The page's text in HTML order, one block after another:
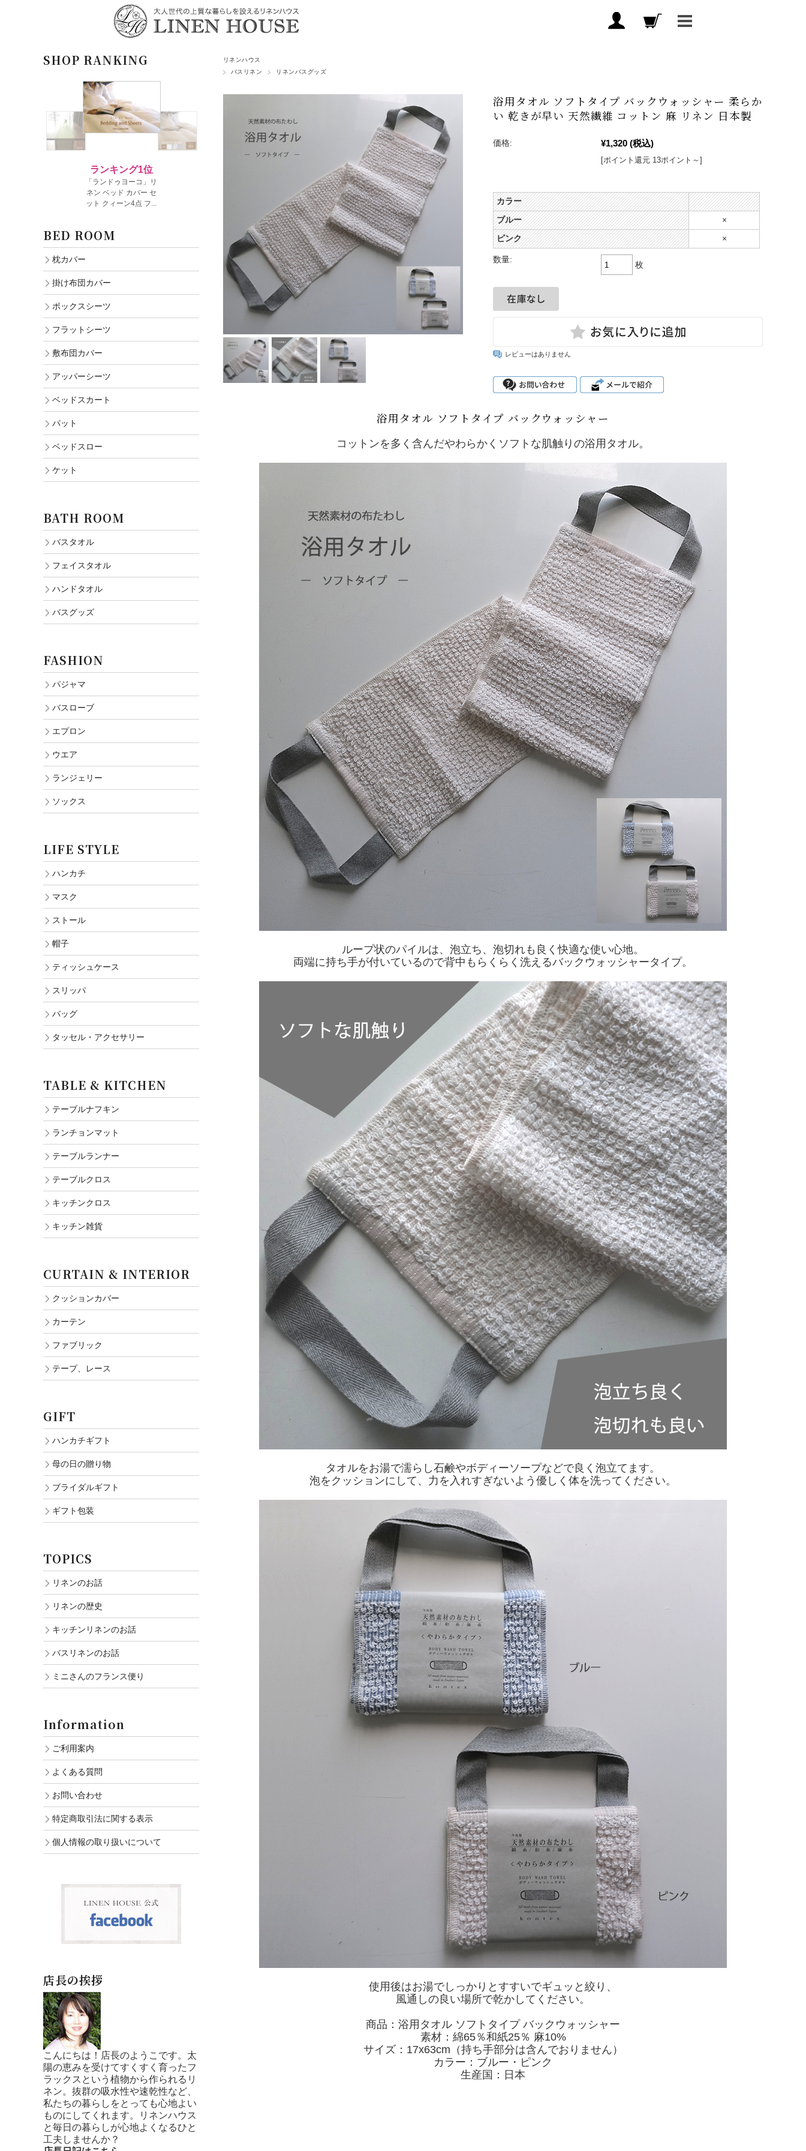
リネンハウス
バスリネン
リネンバスグッズ
浴用タオル ソフトタイプ バックウォッシャー 柔らか
い 乾きが早い 天然繊維 コットン 麻 リネン 日本製
価格: ¥1,320 (税込)
[ポイント還元 13ポイント～]
カラー
ブルー ×
ピンク ×
数量:
枚
レビューはありません
浴用タオル ソフトタイプ バックウォッシャー
コットンを多く含んだやわらかくソフトな肌触りの浴用タオル。
ループ状のパイルは、泡立ち、泡切れも良く快適な使い心地。
両端に持ち手が付いているので背中もらくらく洗えるバックウォッシャータイプ。
タオルをお湯で濡らし石鹸やボディーソープなどで良く泡立てます。
泡をクッションにして、力を入れすぎないよう優しく体を洗ってください。
使用後はお湯でしっかりとすすいでギュッと絞り、
風通しの良い場所で乾かしてください。
商品：浴用タオル ソフトタイプ バックウォッシャー
素材：綿65％和紙25％ 麻10%
サイズ：17x63cm（持ち手部分は含んでおりません）
カラー：ブルー・ピンク
生産国：日本
SHOP RANKING
BED ROOM
枕カバー
掛け布団カバー
ボックスシーツ
フラットシーツ
敷布団カバー
アッパーシーツ
ベッドスカート
パット
ベッドスロー
ケット
BATH ROOM
バスタオル
フェイスタオル
ハンドタオル
バスグッズ
FASHION
パジャマ
バスローブ
エプロン
ウエア
ランジェリー
ソックス
LIFE STYLE
ハンカチ
マスク
ストール
帽子
ティッシュケース
スリッパ
バッグ
タッセル・アクセサリー
TABLE & KITCHEN
テーブルナフキン
ランチョンマット
テーブルランナー
テーブルクロス
キッチンクロス
キッチン雑貨
CURTAIN & INTERIOR
クッションカバー
カーテン
ファブリック
テープ、レース
GIFT
ハンカチギフト
母の日の贈り物
ブライダルギフト
ギフト包装
TOPICS
リネンのお話
リネンの歴史
キッチンリネンのお話
バスリネンのお話
ミニさんのフランス便り
Information
ご利用案内
よくある質問
お問い合わせ
特定商取引法に関する表示
個人情報の取り扱いについて
店長の挨拶
こんにちは！店長のようこです。太
陽の恵みを受けてすくすく育ったフ
ラックスという植物から作られるリ
ネン。抜群の吸水性や速乾性など、
私たちの暮らしをとっても心地よい
ものにしてくれます。リネンハウス
と毎日の暮らしが心地よくなるひと
工夫しませんか？